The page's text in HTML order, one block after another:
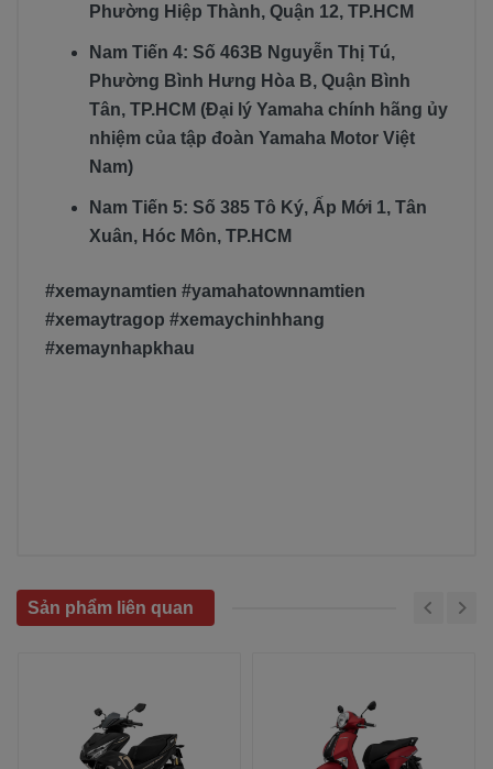
Phường Hiệp Thành, Quận 12, TP.HCM
Nam Tiến 4: Số 463B Nguyễn Thị Tú,
Phường Bình Hưng Hòa B, Quận Bình
Tân, TP.HCM (Đại lý Yamaha chính hãng ủy
nhiệm của tập đoàn Yamaha Motor Việt
Nam)
Nam Tiến 5: Số 385 Tô Ký, Ấp Mới 1, Tân
Xuân, Hóc Môn, TP.HCM
#xemaynamtien #yamahatownnamtien
#xemaytragop #xemaychinhhang
#xemaynhapkhau
Sản phẩm liên quan